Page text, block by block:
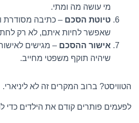
מי עושה מה ומתי.
טיוטת הסכם – כתיבה מסודרת
שאפשר לחיות איתם, לא רק
אישור ההסכם – מגישים
שיהיה תוקף משפטי מחייב.
הטוויסט? ברוב המקרים זה לא ליניארי.
לפעמים פותרים קודם את הילדים כדי